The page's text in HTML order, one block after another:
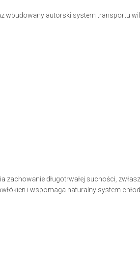
wbudowany autorski system transportu
długotrwałej suchości,
i wspomaga naturalny system